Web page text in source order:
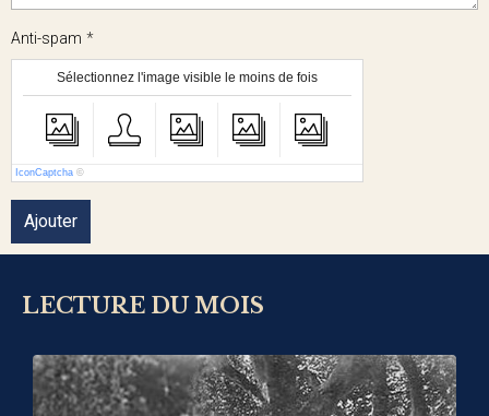
Anti-spam
Sélectionnez l'image visible le moins de fois
IconCaptcha ©
Ajouter
LECTURE DU MOIS